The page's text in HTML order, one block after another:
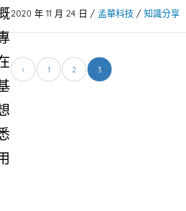
2020 年 11 月 24 日 / 孟華科技 /知識分享
‹ 1 2 3